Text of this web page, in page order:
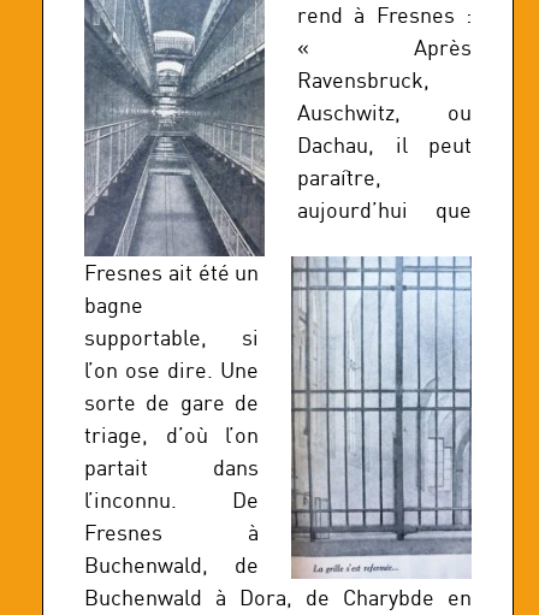
rend à Fresnes :
« Après
Ravensbruck,
Auschwitz, ou
Dachau, il peut
paraître,
aujourd’hui que
Fresnes ait été un
bagne
supportable, si
l’on ose dire. Une
sorte de gare de
triage, d’où l’on
partait dans
l’inconnu. De
Fresnes à
Buchenwald, de
Buchenwald à Dora, de Charybde en